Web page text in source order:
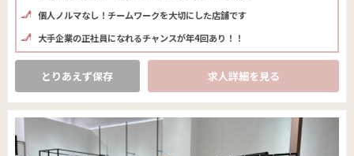
個人ノルマなし！チームワークを大切にした店舗です
大手企業の正社員になれるチャンスが年4回あり！！
とりあえず保存 求人詳細を見る